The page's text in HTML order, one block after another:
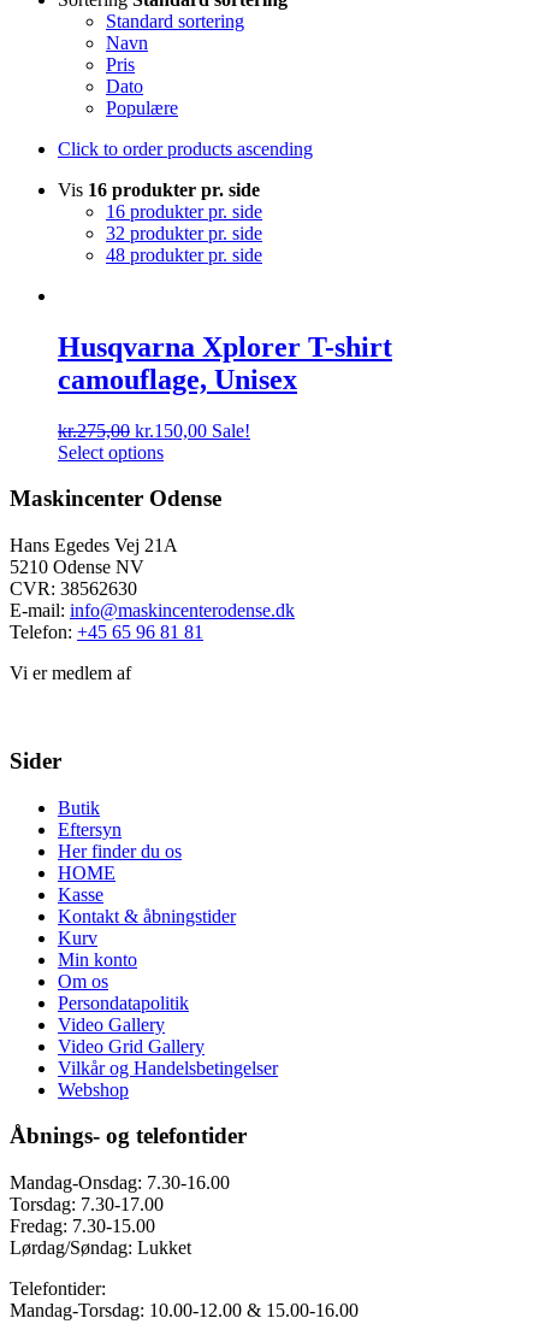
Standard sortering
Navn
Pris
Dato
Populære
Click to order products ascending
Vis 16 produkter pr. side
16 produkter pr. side
32 produkter pr. side
48 produkter pr. side
Husqvarna Xplorer T-shirt
camouflage, Unisex
kr.275,00 kr.150,00 Sale!
Select options
Maskincenter Odense
Hans Egedes Vej 21A
5210 Odense NV
CVR: 38562630
E-mail: info@maskincenterodense.dk
Telefon: +45 65 96 81 81
Vi er medlem af
Sider
Butik
Eftersyn
Her finder du os
HOME
Kasse
Kontakt & åbningstider
Kurv
Min konto
Om os
Persondatapolitik
Video Gallery
Video Grid Gallery
Vilkår og Handelsbetingelser
Webshop
Åbnings- og telefontider
Mandag-Onsdag: 7.30-16.00
Torsdag: 7.30-17.00
Fredag: 7.30-15.00
Lørdag/Søndag: Lukket
Telefontider:
Mandag-Torsdag: 10.00-12.00 & 15.00-16.00